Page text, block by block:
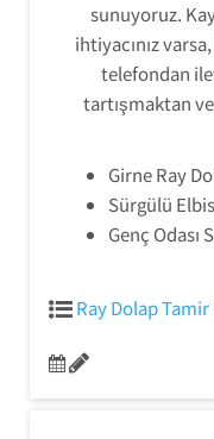
sunuyoruz.
ihtiyacınız
telefondan
tartışmaktan
Girne Ray
Sürgülü
Genç Odası
Ray Dolap